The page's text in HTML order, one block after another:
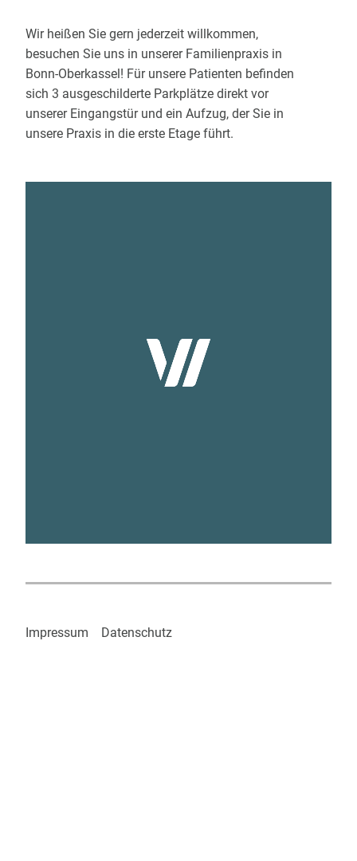
Wir heißen Sie gern jederzeit willkommen,
besuchen Sie uns in unserer Familienpraxis in
Bonn-Oberkassel! Für unsere Patienten befinden
sich 3 ausgeschilderte Parkplätze direkt vor
unserer Eingangstür und ein Aufzug, der Sie in
unsere Praxis in die erste Etage führt.
Impressum Datenschutz